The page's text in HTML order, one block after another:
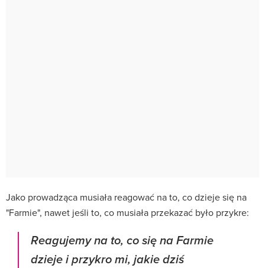
Jako prowadząca musiała reagować na to, co dzieje się na
"Farmie", nawet jeśli to, co musiała przekazać było przykre:
Reagujemy na to, co się na Farmie
dzieje i przykro mi, jakie dziś